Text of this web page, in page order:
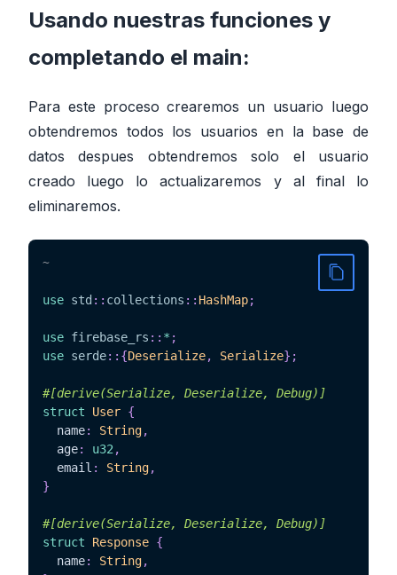
Usando nuestras funciones y
completando el main:
Para este proceso crearemos un usuario luego
obtendremos todos los usuarios en la base de
datos despues obtendremos solo el usuario
creado luego lo actualizaremos y al final lo
eliminaremos.
~
use std :: collections :: HashMap;
use firebase_rs :: * ;
use serde:: {Deserialize, Serialize} ;
#[derive(Serialize, Deserialize, Debug)]
struct
User {
  name
: String,
  age
: u32 ,
  email
: String,
}
#[derive(Serialize, Deserialize, Debug)]
struct
Response {
  name
: String,